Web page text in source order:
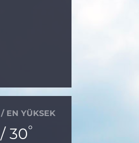
EN YÜKSEK
30°